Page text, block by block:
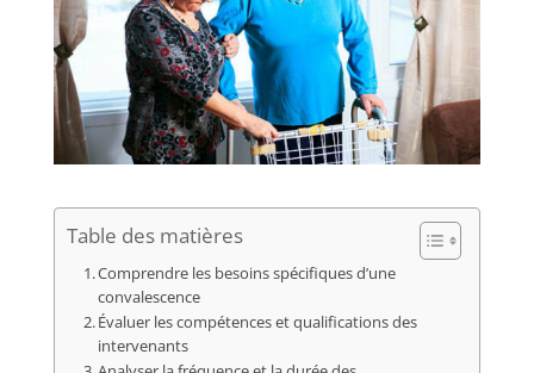
Table des matières
Comprendre les besoins spécifiques d’une
convalescence
Évaluer les compétences et qualifications des
intervenants